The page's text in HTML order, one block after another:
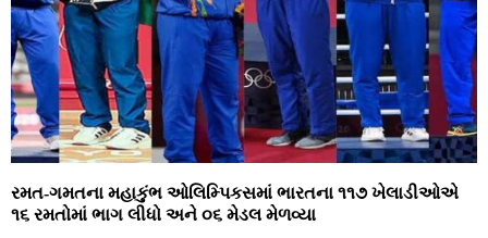
રમત-ગમતના મહાકુંભ ઓલિમ્પિકસમાં ભારતના ૧૧૭ ખેલાડીઓએ
૧૬ રમતોમાં ભાગ લીધો અને ૦૬ મેડલ મેળવ્યા